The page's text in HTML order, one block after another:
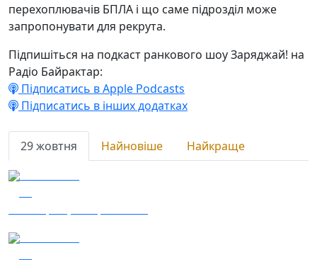
перехоплювачів БПЛА і що саме підрозділ може
запропонувати для рекрута.
Підпишіться на подкаст ранкового шоу Заряджай! на
Радіо Байрактар:
Підписатись в Apple Podcasts
Підписатись в інших додатках
29 жовтня Найновіше
Найкраще